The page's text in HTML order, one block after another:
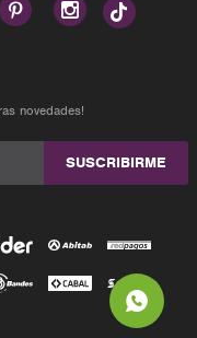
 
novedades!
SUSCRIBIRME